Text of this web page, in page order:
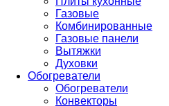
Газовые
Комбинированные
Газовые панели
Вытяжки
Духовки
Обогреватели
Обогреватели
Конвекторы